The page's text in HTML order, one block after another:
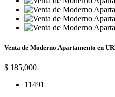
Venta de Moderno Apartamento en
$ 185,000
11491